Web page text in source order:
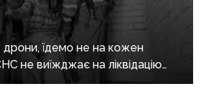
дрони, їдемо не на кожен
не виїжджає на ліквідацію
у Краматорську